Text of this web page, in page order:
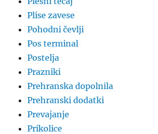
Plise zavese
Pohodni čevlji
Pos terminal
Postelja
Prazniki
Prehranska dopolnila
Prehranski dodatki
Prevajanje
Prikolice